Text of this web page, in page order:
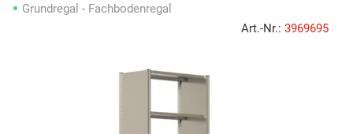
Grundregal - Fachbodenregal
Art.-Nr.: 3969695